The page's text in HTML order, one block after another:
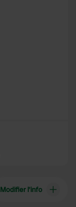
Modifier l’info